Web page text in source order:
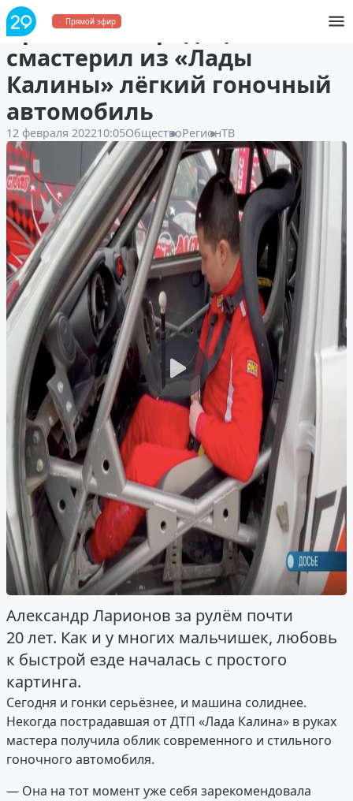
Прямой эфир
Архангелогородец
смастерил из «Лады
Калины» лёгкий гоночный
автомобиль
12 февраля 202210:05ОбществоРегионТВ
Александр Ларионов за рулём почти
20 лет. Как и у многих мальчишек, любовь
к быстрой езде началась с простого
картинга.
Сегодня и гонки серьёзнее, и машина солиднее.
Некогда пострадавшая от ДТП «Лада Калина» в руках
мастера получила облик современного и стильного
гоночного автомобиля.
— Она на тот момент уже себя зарекомендовала